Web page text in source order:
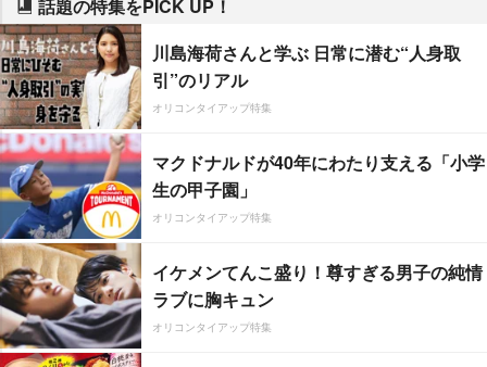
話題の特集をPICK UP！
川島海荷さんと学ぶ 日常に潜む“人身取
引”のリアル
オリコンタイアップ特集
マクドナルドが40年にわたり支える「小学
生の甲子園」
オリコンタイアップ特集
イケメンてんこ盛り！尊すぎる男子の純情
ラブに胸キュン
オリコンタイアップ特集